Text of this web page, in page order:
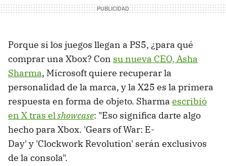
Porque si los juegos llegan a PS5, ¿para qué
comprar una Xbox? Con su nueva CEO, Asha
Sharma, Microsoft quiere recuperar la
personalidad de la marca, y la X25 es la primera
respuesta en forma de objeto. Sharma escribió
en X tras elshowcase: "Eso significa darte algo
hecho para Xbox. 'Gears of War: E-
Day' y 'Clockwork Revolution' serán exclusivos
de la consola".